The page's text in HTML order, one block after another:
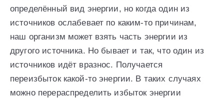
определённый вид энергии, но когда один из
источников ослабевает по каким-то причинам,
наш организм может взять часть энергии из
другого источника. Но бывает и так, что один из
источников идёт вразнос. Получается
переизбыток какой-то энергии. В таких случаях
можно перераспределить избыток энергии